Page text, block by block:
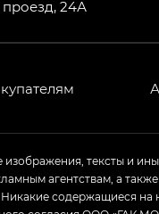
комплектации
24А
тексты и
агентствам, а
содержащиеся на